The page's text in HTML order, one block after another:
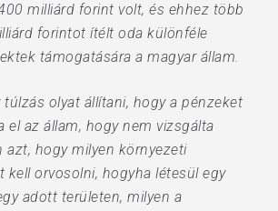
milliárd forint volt, és ehhez több
forintot ítélt oda különféle
támogatására a magyar állam.
túlzás olyat állítani, hogy a pénzeket
el az állam, hogy nem vizsgálta
azt, hogy milyen környezeti
kell orvosolni, hogyha létesül egy
adott területen, milyen a